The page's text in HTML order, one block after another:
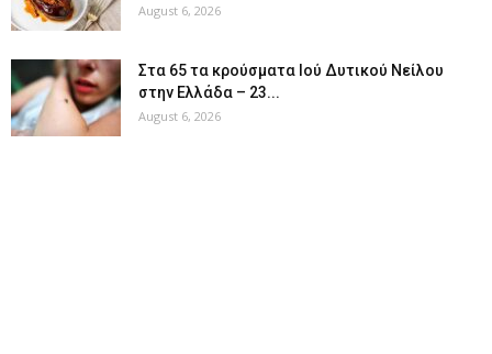
August 6, 2026
Στα 65 τα κρούσματα Ιού Δυτικού Νείλου
στην Ελλάδα – 23...
August 6, 2026